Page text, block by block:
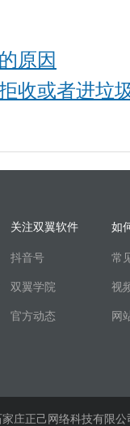
原因
收或者进垃
关注双翼软件
抖音号
双翼学院
官方动态
如
常
视
网
庄正己网络科技有限